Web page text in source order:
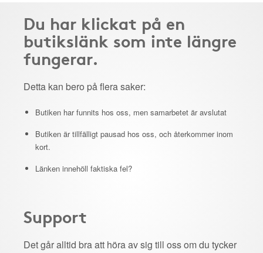
Du har klickat på en
butikslänk som inte längre
fungerar.
Detta kan bero på flera saker:
Butiken har funnits hos oss, men samarbetet är avslutat
Butiken är tillfälligt pausad hos oss, och återkommer inom
kort.
Länken innehöll faktiska fel?
Support
Det går alltid bra att höra av sig till oss om du tycker